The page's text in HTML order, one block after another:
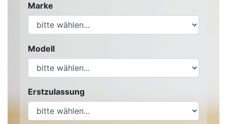
Marke
Modell
Erstzulassung